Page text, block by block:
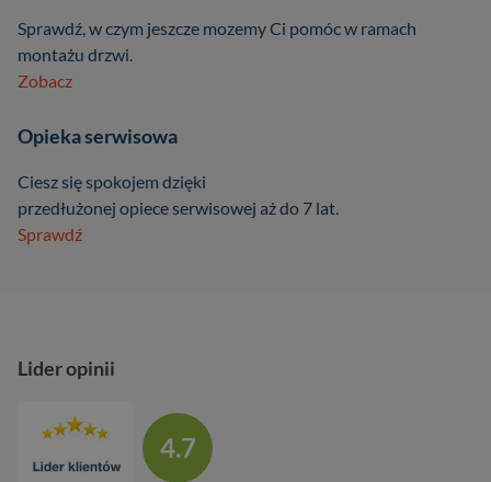
Sprawdź, w czym jeszcze mozemy Ci pomóc w ramach
montażu drzwi.
Zobacz
Opieka serwisowa
Ciesz się spokojem dzięki
przedłużonej opiece serwisowej aż do 7 lat.
Sprawdź
Lider opinii
4.7